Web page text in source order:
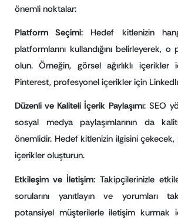
önemli noktalar:
Platform Seçimi: Hedef kitlenizin
platformlarını kullandığını belirleyerek,
olun. Örneğin, görsel ağırlıklı
Pinterest, profesyonel içerikler için
Düzenli ve Kaliteli İçerik Paylaşımı: SEO
sosyal medya paylaşımlarının da
önemlidir. Hedef kitlenizin ilgisini
içerikler oluşturun.
Etkileşim ve İletişim: Takipçilerinizle
sorularını yanıtlayın ve yorumları
potansiyel müşterilerle iletişim kurmak